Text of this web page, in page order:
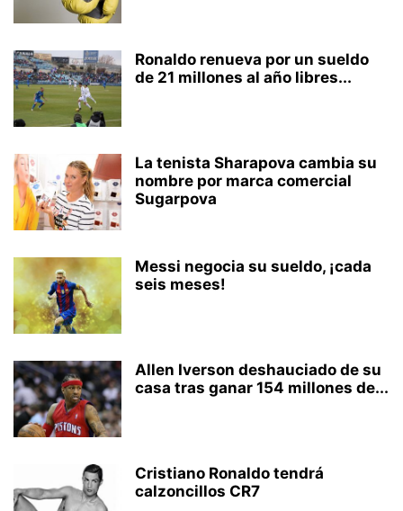
Ronaldo renueva por un sueldo
de 21 millones al año libres...
La tenista Sharapova cambia su
nombre por marca comercial
Sugarpova
Messi negocia su sueldo, ¡cada
seis meses!
Allen Iverson deshauciado de su
casa tras ganar 154 millones de...
Cristiano Ronaldo tendrá
calzoncillos CR7